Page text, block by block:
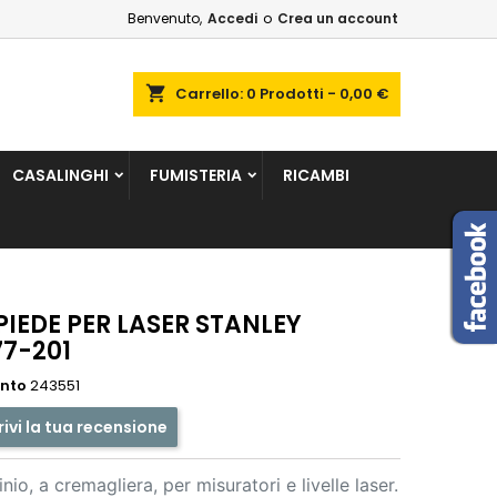
Benvenuto, Accedi o Crea un account
shopping_cart Carrello: 0 Prodotti - 0,00 €
CASALINGHI FUMISTERIA RICAMBI
PER LASER STANLEY
201
243551
la tua recensione
a cremagliera, per misuratori e livelle laser.